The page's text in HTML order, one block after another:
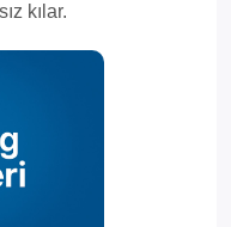
kılar.